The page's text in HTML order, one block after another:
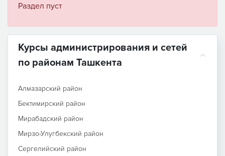
Раздел пуст
Курсы администрирования и сетей
по районам Ташкента
Алмазарский район
Бектимирский район
Мирабадский район
Мирзо-Улугбекский район
Сергелийский район